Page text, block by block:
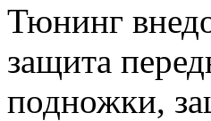
Тюнинг
защита
подножки,